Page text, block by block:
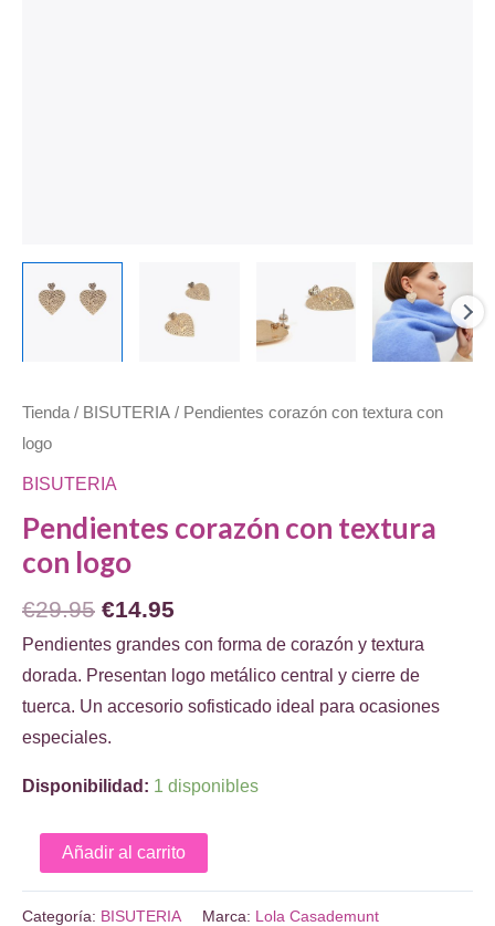
Tienda/ BISUTERIA / Pendientes corazón con textura con
logo
BISUTERIA
Pendientes corazón con textura
con logo
€29.95 El
precio
original
era:
€29.95.
€14.95
precio
actual
es:
Pendientes grandes con forma de corazón y textura
dorada. Presentan logo metálico central y cierre de
tuerca. Un accesorio sofisticado ideal para ocasiones
especiales.
Disponibilidad: 1 disponibles
Pendientes
corazón
con
Añadir al carrito
Categoría: BISUTERIA Marca: Lola Casademunt